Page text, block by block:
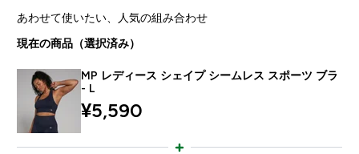
あわせて使いたい、人気の組み合わせ
現在の商品（選択済み）
MP レディース シェイプ シームレス スポーツ ブラ
- L
¥5,590‎